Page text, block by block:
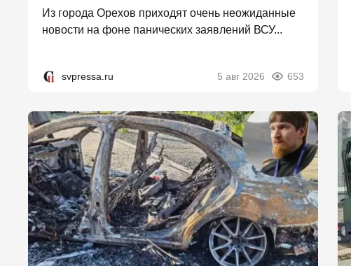
Из города Орехов приходят очень неожиданные
новости на фоне панических заявлений ВСУ...
svpressa.ru 5 авг 2026 653